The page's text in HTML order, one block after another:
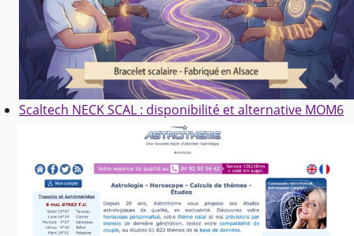
Scaltech NECK SCAL : disponibilité et alternative MOM6